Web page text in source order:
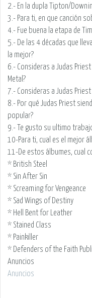
2.- En la dupla Tipton/
3.- Para ti, en que canción
4.- Fue buena la etapa de
5.- De las 4 décadas que
la mejor?
6.- Consideras a Judas
Metal?
7.- Consideras a Judas
8.- Por qué Judas Priest
popular?
9.- Te gusto su ultimo
10-Para ti, cual es el mejor
11-De estos álbumes, cual
* British Steel
* Sin After Sin
* Screaming for Vengeance
* Sad Wings of Destiny
* Hell Bent for Leather
* Stained Class
* Painkiller
* Defenders of the Faith
Anuncios
Anuncios